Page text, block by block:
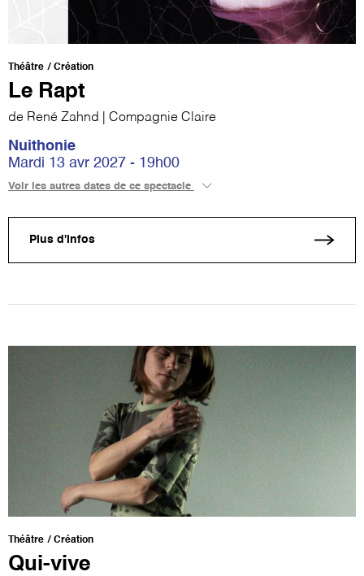
Théâtre Création
Le Rapt
de René Zahnd | Compagnie Claire
Nuithonie
Mardi 13 avr 2027 - 19h00
Voir les autres dates de ce spectacle
Plus d'infos
Théâtre Création
Qui-vive